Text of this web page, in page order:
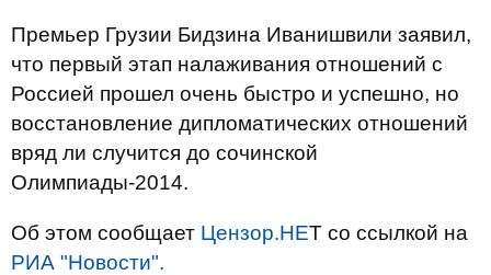
Премьер Грузии Бидзина Иванишвили заявил,
что первый этап налаживания отношений с
Россией прошел очень быстро и успешно, но
восстановление дипломатических отношений
вряд ли случится до сочинской
Олимпиады-2014.
Об этом сообщает Цензор.НЕТ со ссылкой на
РИА "Новости".